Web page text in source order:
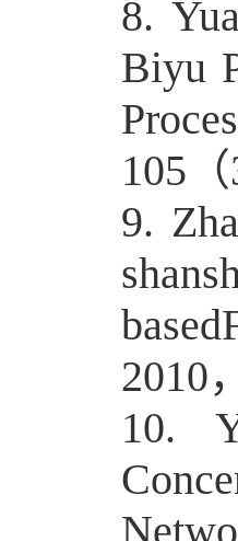
8.
Biyu
105
9.
2010
10.